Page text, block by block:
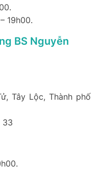
19h00.
BS Nguyễn
Tây Lộc, Thành phố
33